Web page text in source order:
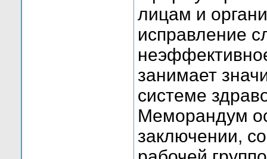
лицам и
исправление
занимает
системе
Меморандум
заключении,